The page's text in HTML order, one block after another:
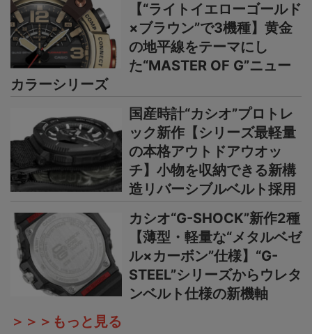
【“ライトイエローゴールド
×ブラウン”で3機種】黄金
の地平線をテーマにし
た“MASTER OF G”ニュー
カラーシリーズ
国産時計“カシオ”プロトレ
ック新作【シリーズ最軽量
の本格アウトドアウオッ
チ】小物を収納できる新構
造リバーシブルベルト採用
カシオ“G-SHOCK”新作2種
【薄型・軽量な“メタルベゼ
ル×カーボン”仕様】“G-
STEEL”シリーズからウレタ
ンベルト仕様の新機軸
＞＞＞もっと見る